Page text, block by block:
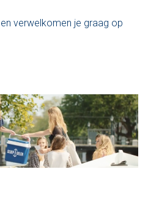
water!
verwelkomen je graag op